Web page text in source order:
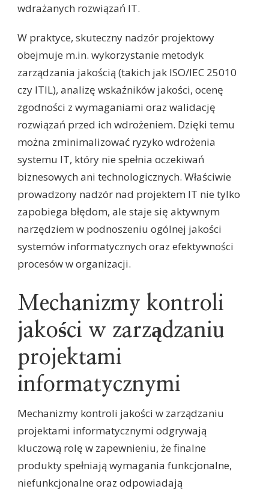
wdrażanych rozwiązań IT.
W praktyce, skuteczny nadzór projektowy
obejmuje m.in. wykorzystanie metodyk
zarządzania jakością (takich jak ISO/IEC 25010
czy ITIL), analizę wskaźników jakości, ocenę
zgodności z wymaganiami oraz walidację
rozwiązań przed ich wdrożeniem. Dzięki temu
można zminimalizować ryzyko wdrożenia
systemu IT, który nie spełnia oczekiwań
biznesowych ani technologicznych. Właściwie
prowadzony nadzór nad projektem IT nie tylko
zapobiega błędom, ale staje się aktywnym
narzędziem w podnoszeniu ogólnej jakości
systemów informatycznych oraz efektywności
procesów w organizacji.
Mechanizmy kontroli
jakości w zarządzaniu
projektami
informatycznymi
Mechanizmy kontroli jakości w zarządzaniu
projektami informatycznymi odgrywają
kluczową rolę w zapewnieniu, że finalne
produkty spełniają wymagania funkcjonalne,
niefunkcjonalne oraz odpowiadają